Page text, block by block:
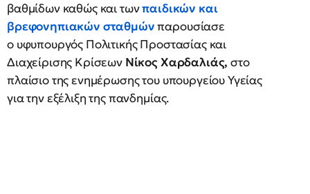
βαθμίδων καθώς και τωνπαιδικών και
βρεφονηπιακών σταθμώνπαρουσίασε
ο υφυπουργός Πολιτικής Προστασίας και
Διαχείρισης Κρίσεων Νίκος Χαρδαλιάς,στο
πλαίσιο της ενημέρωσης του υπουργείου Υγείας
για την εξέλιξη της πανδημίας.